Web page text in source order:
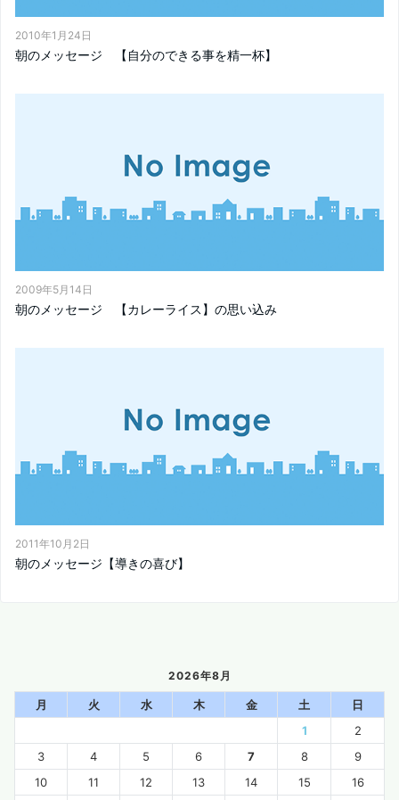
2010年1月24日
朝のメッセージ 【自分のできる事を精一杯】
2009年5月14日
朝のメッセージ 【カレーライス】の思い込み
2011年10月2日
朝のメッセージ【導きの喜び】
2026年8月
月 火 水 木 金 土
日
1
2
3
4 5 6 7 8
9
10
11 12 13 14 15
16